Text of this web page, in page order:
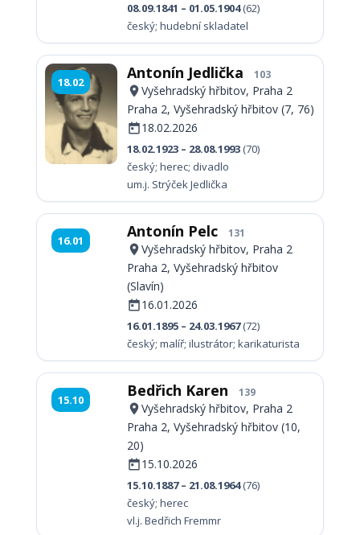
08.09.1841 – 01.05.1904(62)
český; hudební skladatel
18.02 Antonín Jedlička 103
Vyšehradský hřbitov, Praha 2
Praha 2, Vyšehradský hřbitov (7, 76)
18.02.2026
18.02.1923 – 28.08.1993 (70)
český; herec; divadlo
um.j. Strýček Jedlička
16.01 Antonín Pelc 131
Vyšehradský hřbitov, Praha 2
Praha 2, Vyšehradský hřbitov
(Slavín)
16.01.2026
16.01.1895 – 24.03.1967(72)
český; malíř; ilustrátor; karikaturista
15.10 Bedřich Karen 139
Vyšehradský hřbitov, Praha 2
Praha 2, Vyšehradský hřbitov (10,
20)
15.10.2026
15.10.1887 – 21.08.1964(76)
český; herec
vl.j. Bedřich Fremmr